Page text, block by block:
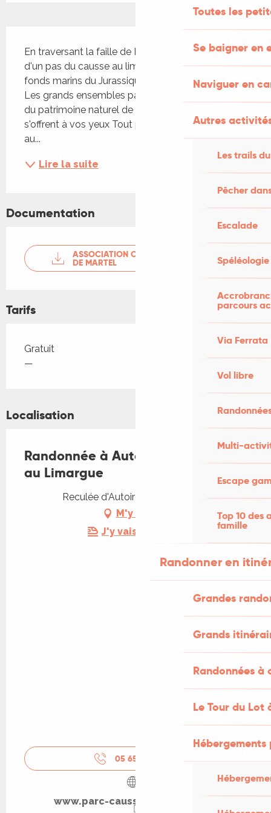
Toutes les
Se baigner en
Naviguer en
Autres
Les trails
Pêcher
Escalade
Spéléologie
parcours
Via Ferrata
Vol libre
Multi-
Escape
Top 10 des
famille
Randonner en
Grandes
Grands
Randonnées
Le Tour du Lot
En traversant la faille de Padirac, vous passez
d'un pas du causse au limargue pour observer les
fonds marins du Jurassique figés dans la roche.
Les grands ensembles paysagers et les éléments
du patrimoine naturel de la reculée d'Autoire
s'offrent à vos yeux Tout public , sur réservation
au...
Lire la suite
Documentation
ASSOCIATION CHEMINS PÉDESTRES
DE MARTEL
Tarifs
Tarifs 2026
Gratuit
—
Localisation
Randonnée à Autoire - Du Causse
au Limargue
Reculée d'Autoire, 46400 Autoire
M'y rendre
J'y vais en train !
05 65 24 20
www.parc-causses-du-quercy.fr